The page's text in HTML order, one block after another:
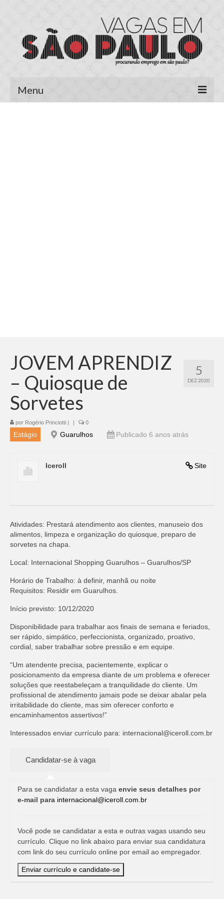
Menu
5
DEZ 2020
JOVEM APRENDIZ
– Quiosque de
Sorvetes
por Rogério Princiotti | | 0
Estágio Guarulhos Publicado 6 anos atrás
Site
Iceroll
Atividades: Prestará atendimento aos clientes, manuseio dos
alimentos, limpeza e organização do quiosque, preparo de
sorvetes na chapa.
Local: Internacional Shopping Guarulhos – Guarulhos/SP
Horário de Trabalho: à definir, manhã ou noite
Requisitos: Residir em Guarulhos.
Início previsto: 10/12/2020
Disponibilidade para trabalhar aos finais de semana e feriados,
ser rápido, simpático, perfeccionista, organizado, proativo,
cordial, saber trabalhar sobre pressão e em equipe.
“Um atendente precisa, pacientemente, explicar o
posicionamento da empresa diante de um problema e oferecer
soluções que reestabeleçam a tranquilidade do cliente. Um
profissional de atendimento jamais pode se deixar abalar pela
irritabilidade do cliente, mas sim oferecer conforto e
encaminhamentos assertivos!”
Interessados enviar currículo para: internacional@iceroll.com.br
Para se candidatar a esta vaga envie seus detalhes por
e-mail para internacional@iceroll.com.br
Você pode se candidatar a esta e outras vagas usando seu
currículo. Clique no link abaixo para enviar sua candidatura
com link do seu currículo online por email ao empregador.